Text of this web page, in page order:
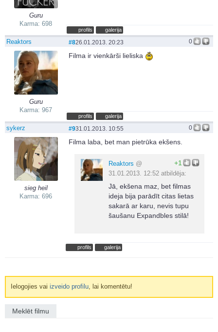
Guru
Karma: 698
profils galerija
Reaktors
Guru
Karma: 967
0
#826.01.2013. 20:23
Filma ir vienkārši lieliska
profils galerija
sykerz
sieg heil
Karma: 696
0
#931.01.2013. 10:55
Filma laba, bet man pietrūka ekšens.
+1
Reaktors @
31.01.2013. 12:52 atbildēja:
Jā, ekšena maz, bet filmas
ideja bija parādīt citas lietas
sakarā ar karu, nevis tupu
šaušanu Expandbles stilā!
profils galerija
Ielogojies vaiizveido profilu, lai komentētu!
Meklēt filmu